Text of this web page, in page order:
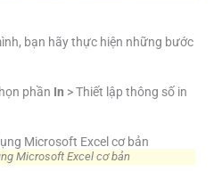
bạn hãy thực hiện những bước
phần In > Thiết lập thông số in
Microsoft Excel cơ bản